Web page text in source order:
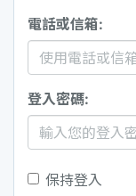
電話或信箱:
登入密碼:
保持登入